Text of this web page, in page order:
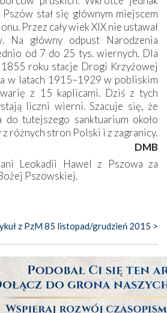
stał się głównym miejscem
Przez cały wiek XIX nie ustawał
Na główny odpust Narodzenia
od 7 do 25 tys. wiernych. Dla
roku stacje Drogi Krzyżowej
w latach 1915–1929 w pobliskim
z 15 kaplicami. Dziś z tych
liczni wierni. Szacuje się, że
do tutejszego sanktuarium około
różnych stron Polski i z zagranicy.
DMB
Leokadii Hawel z Pszowa za
Pszowskiej.
z PzM 85 listopad/grudzień 2015 >